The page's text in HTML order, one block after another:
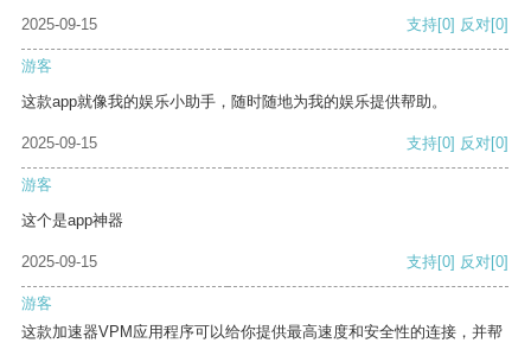
2025-09-15 支持[0] 反对[0]
游客
这款app就像我的娱乐小助手，随时随地为我的娱乐提供帮助。
2025-09-15 支持[0] 反对[0]
游客
这个是app神器
2025-09-15 支持[0] 反对[0]
游客
这款加速器VPM应用程序可以给你提供最高速度和安全性的连接，并帮